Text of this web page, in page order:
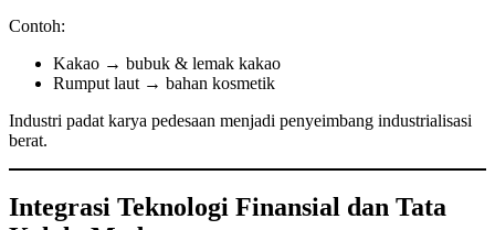
Contoh:
Kakao → bubuk & lemak kakao
Rumput laut → bahan kosmetik
Industri padat karya pedesaan menjadi penyeimbang industrialisasi
berat.
Integrasi Teknologi Finansial dan Tata